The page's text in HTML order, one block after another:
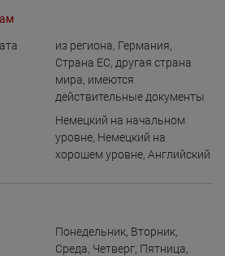
из региона, Германия,
Страна ЕС, другая страна
мира, имеются
действительные документы
Немецкий на начальном
уровне, Немецкий на
хорошем уровне, Английский
Понедельник, Вторник,
Среда, Четверг, Пятница,